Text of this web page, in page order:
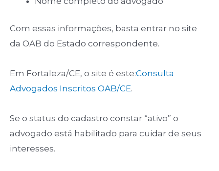
Com essas informações, basta entrar no site
da OAB do Estado correspondente.
Em Fortaleza/CE, o site é este:Consulta
Advogados Inscritos OAB/CE.
Se o status do cadastro constar “ativo” o
advogado está habilitado para cuidar de seus
interesses.